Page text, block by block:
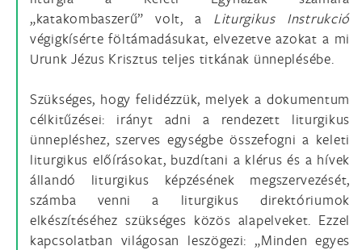
„katakombaszerű” volt, a Liturgikus Instrukció
végigkísérte föltámadásukat, elvezetve azokat a mi
Urunk Jézus Krisztus teljes titkának ünneplésébe.
Szükséges, hogy felidézzük, melyek a dokumentum
célkitűzései: irányt adni a rendezett liturgikus
ünnepléshez, szerves egységbe összefogni a keleti
liturgikus előírásokat, buzdítani a klérus és a hívek
állandó liturgikus képzésének megszervezését,
számba venni a liturgikus direktóriumok
elkészítéséhez szükséges közös alapelveket. Ezzel
kapcsolatban világosan leszögezi: „Minden egyes